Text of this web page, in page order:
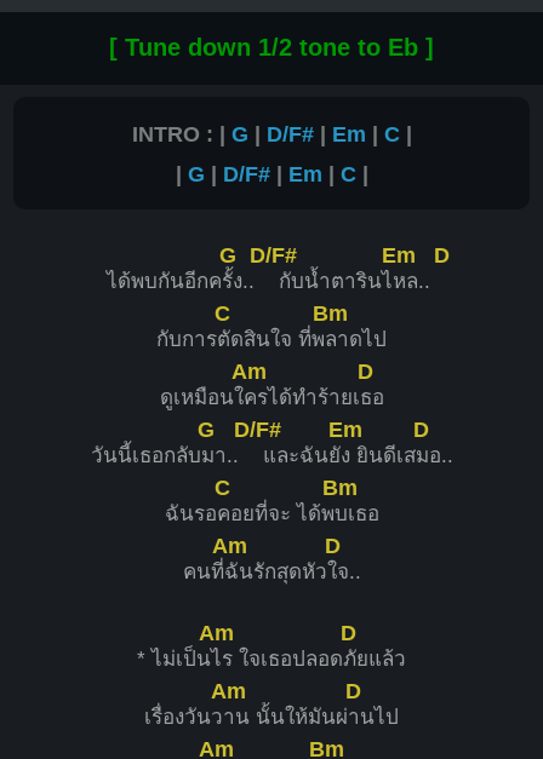
[ Tune down 1/2 tone to Eb ]
INTRO : | G | D/F#| Em | C |
| G | D/F#| Em | C |
ได้พบกันอีกค
G
รั้ง..
D/F#
กับน้ำตารินไ
Em
หล..
D
กับการ
C
ตัดสินใจ ที่พ
Bm
ลาดไป
ดูเหมือนใ
Am
ครได้ทำร้ายเ
D
ธอ
วันนี้เธอกลับ
G
มา..
D/F#
และฉันยั
Em
ง ยินดีเส
D
มอ..
ฉันรอ
C
คอยที่จะ ได้พ
Bm
บเธอ
คนที่
Am
ฉันรักสุดหัว
D
ใจ..
* ไม่เป็น
Am
ไร ใจเธอปลอด
D
ภัยแล้ว
เรื่องวันว
Am
าน นั้นให้มันผ่
D
านไป
Am Bm